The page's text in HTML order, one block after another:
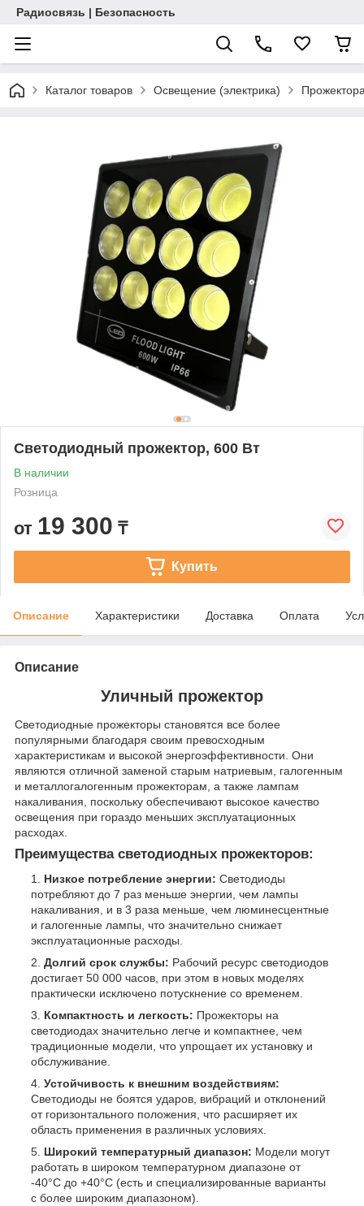
Радиосвязь | Безопасность
Каталог товаров Освещение (электрика)
Светодиодный прожектор, 600 Вт
В наличии
Розница
от 19 300 ₸
Купить
Описание Характеристики Доставка Оплата
Описание
Уличный прожектор
Светодиодные прожекторы становятся все более
популярными благодаря своим превосходным
характеристикам и высокой энергоэффективности. Они
являются отличной заменой старым натриевым, галогенным
и металлогалогенным прожекторам, а также лампам
накаливания, поскольку обеспечивают высокое качество
освещения при гораздо меньших эксплуатационных
расходах.
Преимущества светодиодных прожекторов:
Низкое потребление энергии: Светодиоды
потребляют до 7 раз меньше энергии, чем лампы
накаливания, и в 3 раза меньше, чем люминесцентные
и галогенные лампы, что значительно снижает
эксплуатационные расходы.
Долгий срок службы: Рабочий ресурс светодиодов
достигает 50 000 часов, при этом в новых моделях
практически исключено потускнение со временем.
Компактность и легкость: Прожекторы на
светодиодах значительно легче и компактнее, чем
традиционные модели, что упрощает их установку и
обслуживание.
Устойчивость к внешним воздействиям:
Светодиоды не боятся ударов, вибраций и отклонений
от горизонтального положения, что расширяет их
область применения в различных условиях.
Широкий температурный диапазон: Модели могут
работать в широком температурном диапазоне от
-40°C до +40°C (есть и специализированные варианты
с более широким диапазоном).